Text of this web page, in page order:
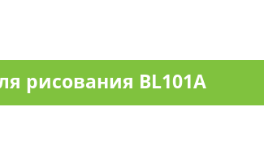
рисования BL101A